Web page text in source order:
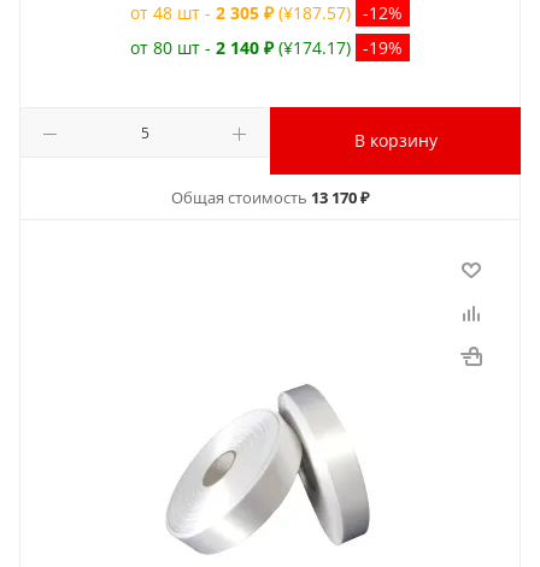
от 48 шт - 2 305 ₽ (¥187.57) -12%
от 80 шт - 2 140 ₽ (¥174.17) -19%
В корзину
Общая стоимость 13 170 ₽